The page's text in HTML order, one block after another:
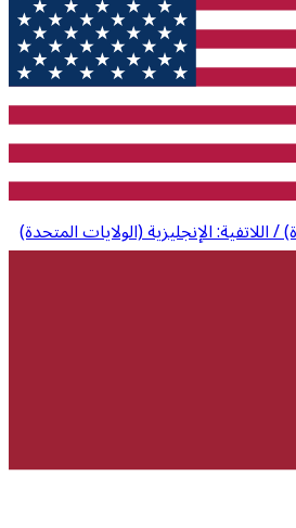
/ اللاتفية: الإنجليزية (الولايات المتحدة)